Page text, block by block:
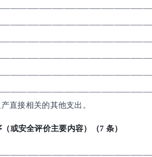
直接相关的其他支出。
或安全评价主要内容）（7 条）